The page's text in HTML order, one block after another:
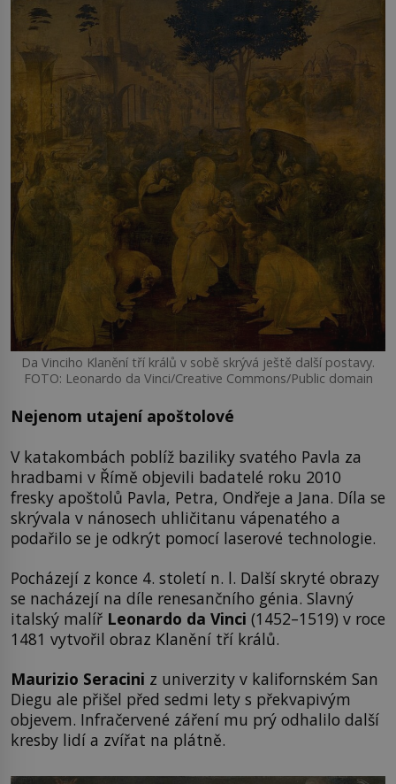
Da Vinciho Klanění tří králů v sobě skrývá ještě další postavy.
FOTO: Leonardo da Vinci/Creative Commons/Public domain
Nejenom utajení apoštolové
V katakombách poblíž baziliky svatého Pavla za
hradbami v Římě objevili badatelé roku 2010
fresky apoštolů Pavla, Petra, Ondřeje a Jana. Díla se
skrývala v nánosech uhličitanu vápenatého a
podařilo se je odkrýt pomocí laserové technologie.
Pocházejí z konce 4. století n. l. Další skryté obrazy
se nacházejí na díle renesančního génia. Slavný
italský malíř Leonardo da Vinci (1452–1519) v roce
1481 vytvořil obraz Klanění tří králů.
Maurizio Seracini z univerzity v kalifornském San
Diegu ale přišel před sedmi lety s překvapivým
objevem. Infračervené záření mu prý odhalilo další
kresby lidí a zvířat na plátně.